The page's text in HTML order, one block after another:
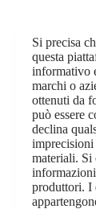
Si precisa
questa
informativo
marchi o
ottenuti da
può essere
declina
materiali. Si
produttori. I